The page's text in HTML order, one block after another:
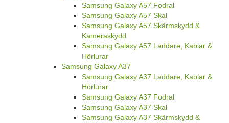
Samsung Galaxy A57 Fodral
Samsung Galaxy A57 Skal
Samsung Galaxy A57 Skärmskydd &
Kameraskydd
Samsung Galaxy A57 Laddare, Kablar &
Hörlurar
Samsung Galaxy A37
Samsung Galaxy A37 Laddare, Kablar &
Hörlurar
Samsung Galaxy A37 Fodral
Samsung Galaxy A37 Skal
Samsung Galaxy A37 Skärmskydd &